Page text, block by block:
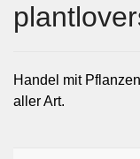
Handel mit
aller Art.